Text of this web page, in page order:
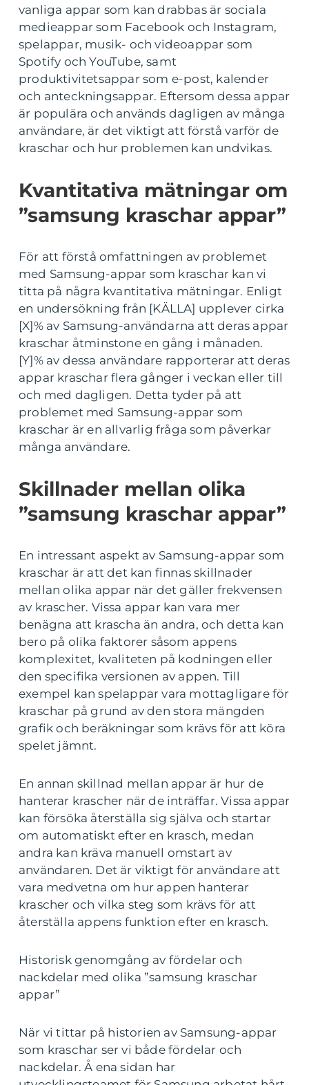
vanliga appar som kan drabbas är sociala
medieappar som Facebook och Instagram,
spelappar, musik- och videoappar som
Spotify och YouTube, samt
produktivitetsappar som e-post, kalender
och anteckningsappar. Eftersom dessa appar
är populära och används dagligen av många
användare, är det viktigt att förstå varför de
kraschar och hur problemen kan undvikas.
Kvantitativa mätningar om
”samsung kraschar appar”
För att förstå omfattningen av problemet
med Samsung-appar som kraschar kan vi
titta på några kvantitativa mätningar. Enligt
en undersökning från [KÄLLA] upplever cirka
[X]% av Samsung-användarna att deras appar
kraschar åtminstone en gång i månaden.
[Y]% av dessa användare rapporterar att deras
appar kraschar flera gånger i veckan eller till
och med dagligen. Detta tyder på att
problemet med Samsung-appar som
kraschar är en allvarlig fråga som påverkar
många användare.
Skillnader mellan olika
”samsung kraschar appar”
En intressant aspekt av Samsung-appar som
kraschar är att det kan finnas skillnader
mellan olika appar när det gäller frekvensen
av krascher. Vissa appar kan vara mer
benägna att krascha än andra, och detta kan
bero på olika faktorer såsom appens
komplexitet, kvaliteten på kodningen eller
den specifika versionen av appen. Till
exempel kan spelappar vara mottagligare för
kraschar på grund av den stora mängden
grafik och beräkningar som krävs för att köra
spelet jämnt.
En annan skillnad mellan appar är hur de
hanterar krascher när de inträffar. Vissa appar
kan försöka återställa sig själva och startar
om automatiskt efter en krasch, medan
andra kan kräva manuell omstart av
användaren. Det är viktigt för användare att
vara medvetna om hur appen hanterar
krascher och vilka steg som krävs för att
återställa appens funktion efter en krasch.
Historisk genomgång av fördelar och
nackdelar med olika ”samsung kraschar
appar”
När vi tittar på historien av Samsung-appar
som kraschar ser vi både fördelar och
nackdelar. Å ena sidan har